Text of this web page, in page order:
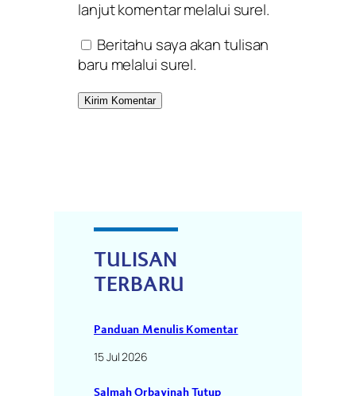
lanjut komentar melalui surel.
Beritahu saya akan tulisan
baru melalui surel.
TULISAN
TERBARU
Panduan Menulis Komentar
15 Jul 2026
Salmah Orbayinah Tutup